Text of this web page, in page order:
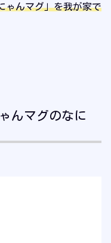
ゃんマグ」を我が家で
んマグのなに